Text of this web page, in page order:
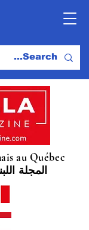
au Québec
المجلة